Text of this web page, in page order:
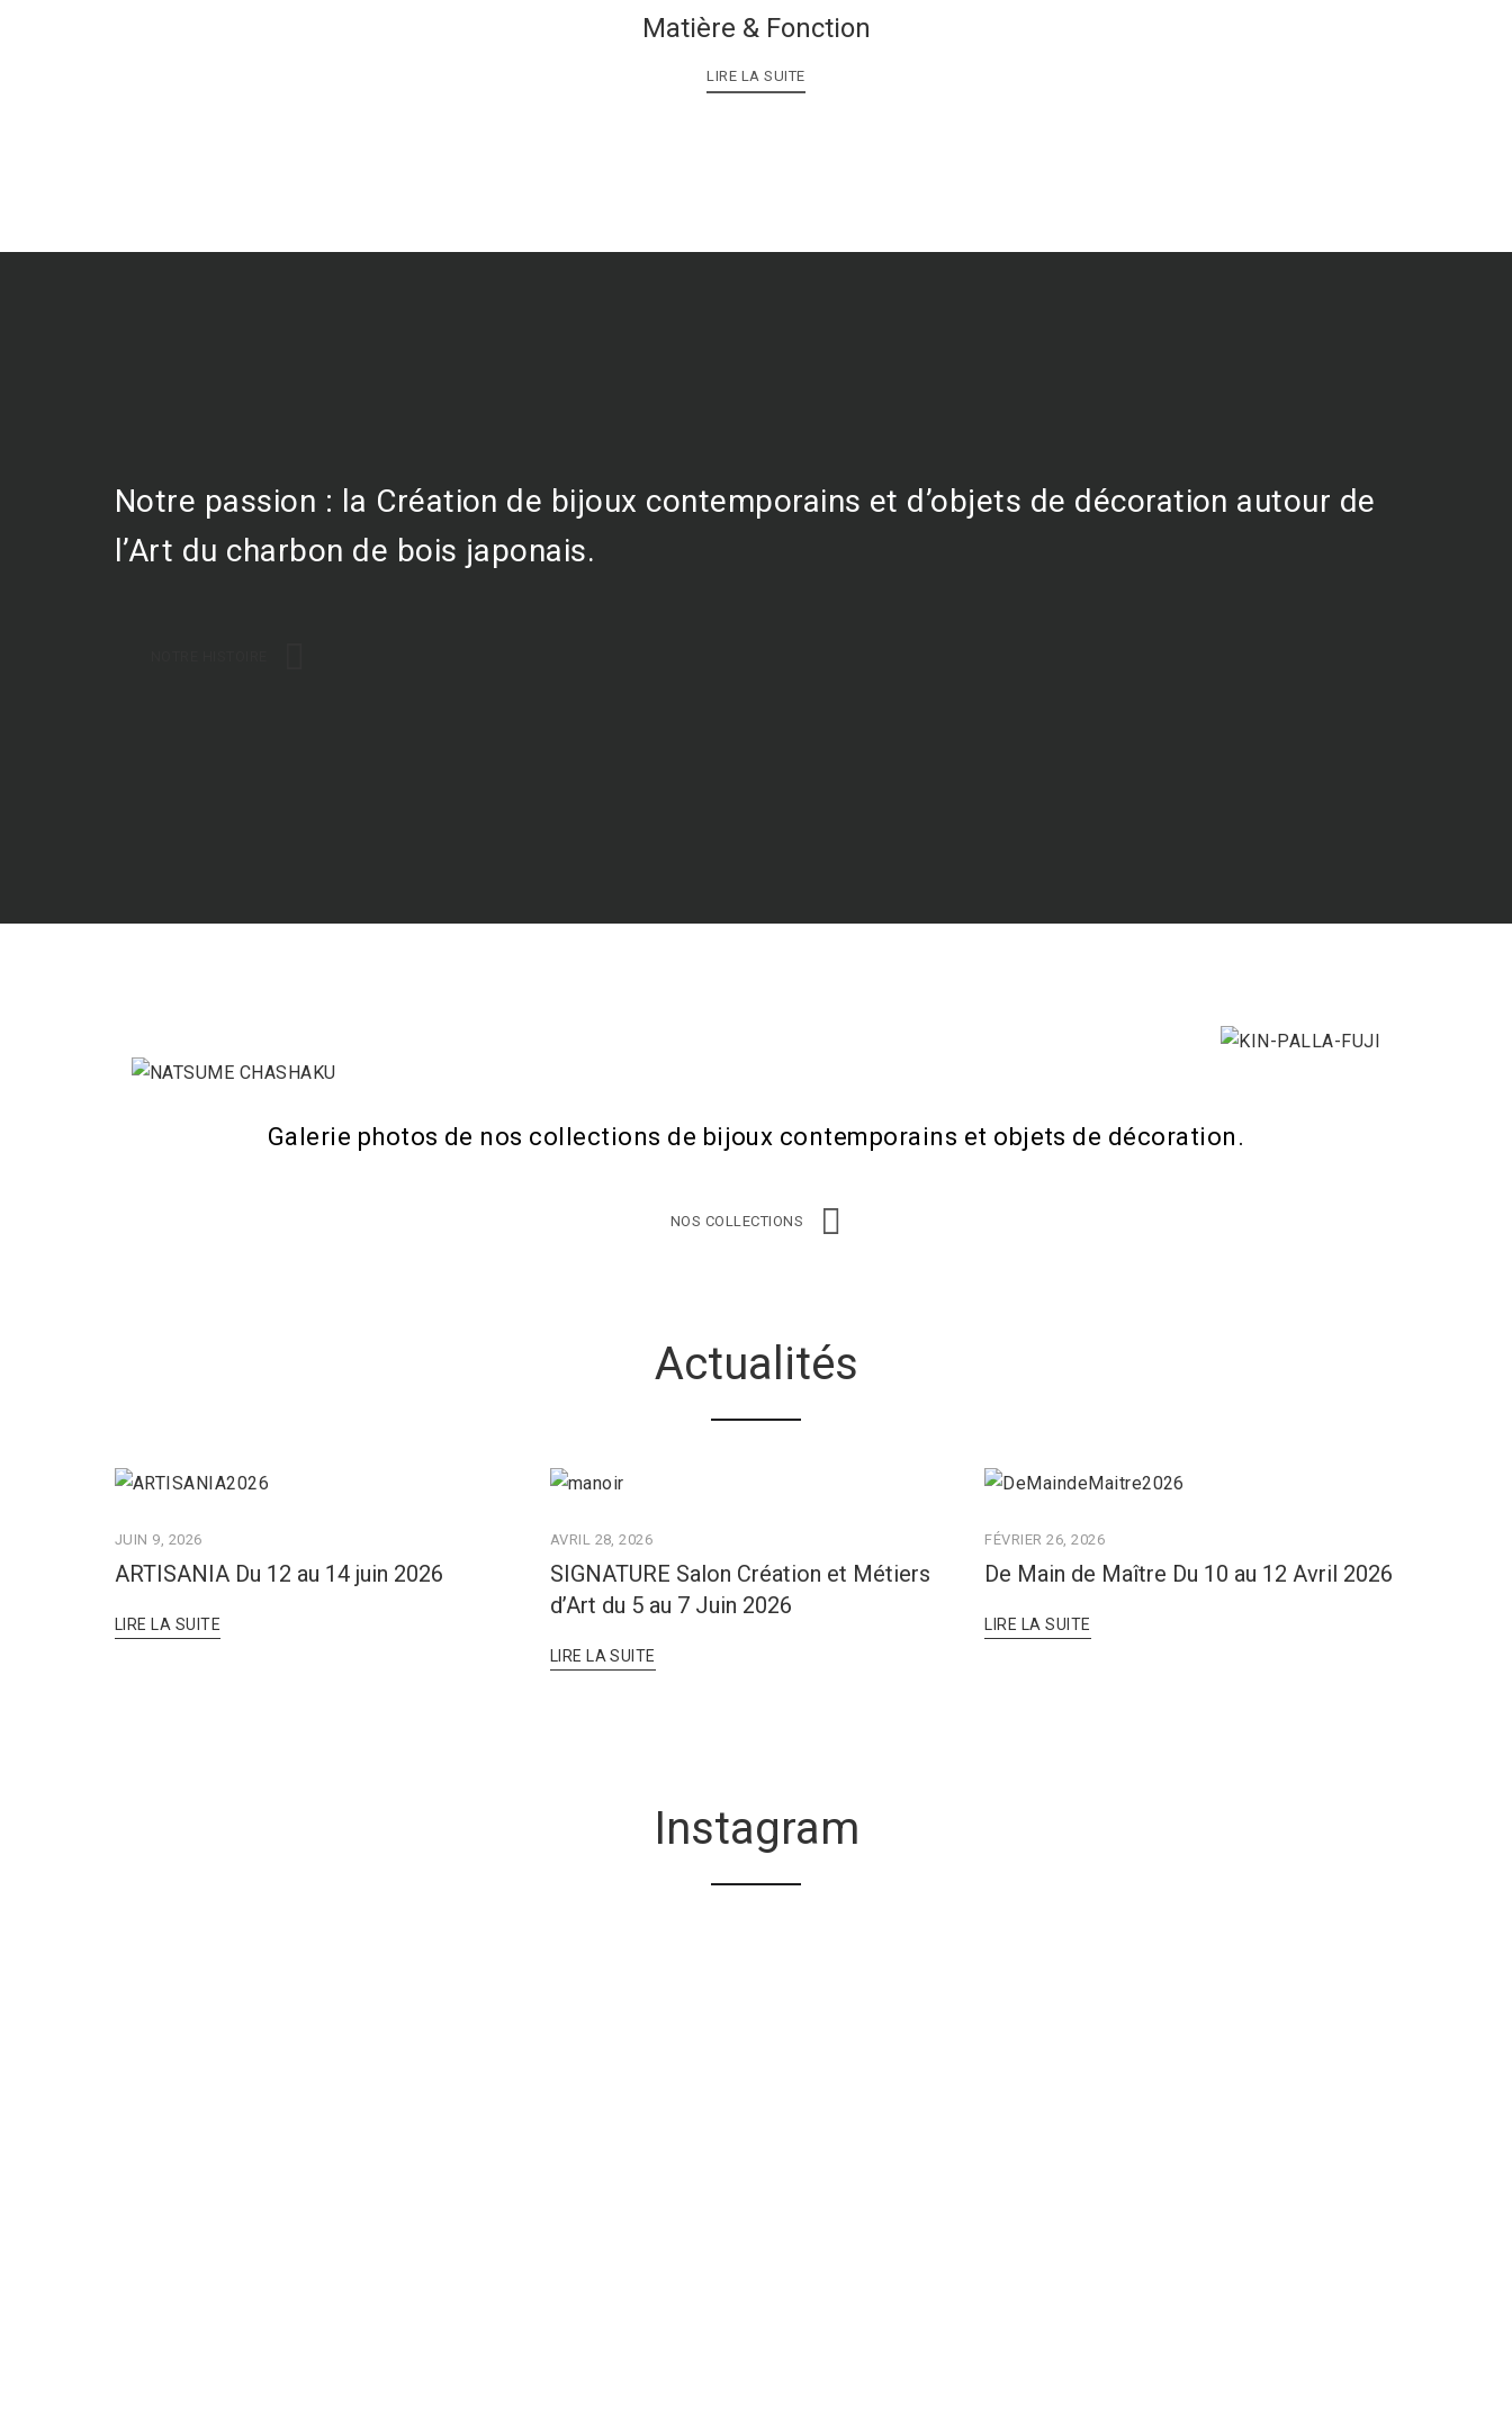
Matière & Fonction
LIRE LA SUITE
Notre passion : la Création de bijoux contemporains et d’objets de décoration autour de
l’Art du charbon de bois japonais.
Galerie photos de nos collections de bijoux contemporains et objets de décoration.
NOS COLLECTIONS
Actualités
JUIN 9, 2026
ARTISANIA Du 12 au 14 juin 2026
LIRE LA SUITE
AVRIL 28, 2026
SIGNATURE Salon Création et Métiers
d’Art du 5 au 7 Juin 2026
LIRE LA SUITE
FÉVRIER 26, 2026
De Main de Maître Du 10 au 12 Avril 2026
LIRE LA SUITE
Instagram